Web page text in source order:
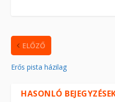
ELŐZŐ
Erős pista házilag
HASONLÓ